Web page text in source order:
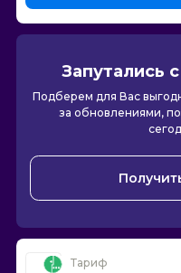
Запутались
Подберем для Вас
за обновлениями,
Тариф